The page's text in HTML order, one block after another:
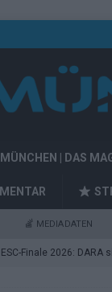
| DAS
MEDIADATEN
ESC-Finale 2026: